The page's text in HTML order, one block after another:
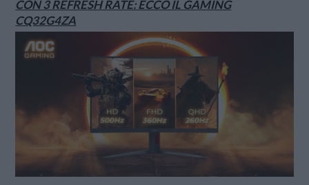
CON 3 REFRESH RATE: ECCO IL GAMING
CQ32G4ZA